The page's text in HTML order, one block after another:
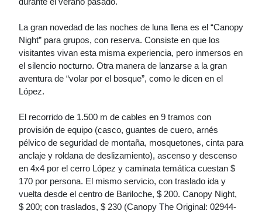
La gran novedad de las noches de luna llena es el “Canopy
Night” para grupos, con reserva. Consiste en que los
visitantes vivan esta misma experiencia, pero inmersos en
el silencio nocturno. Otra manera de lanzarse a la gran
aventura de “volar por el bosque”, como le dicen en el
López.
El recorrido de 1.500 m de cables en 9 tramos con
provisión de equipo (casco, guantes de cuero, arnés
pélvico de seguridad de montaña, mosquetones, cinta para
anclaje y roldana de deslizamiento), ascenso y descenso
en 4x4 por el cerro López y caminata temática cuestan $
170 por persona. El mismo servicio, con traslado ida y
vuelta desde el centro de Bariloche, $ 200. Canopy Night,
$ 200; con traslados, $ 230 (Canopy The Original: 02944-